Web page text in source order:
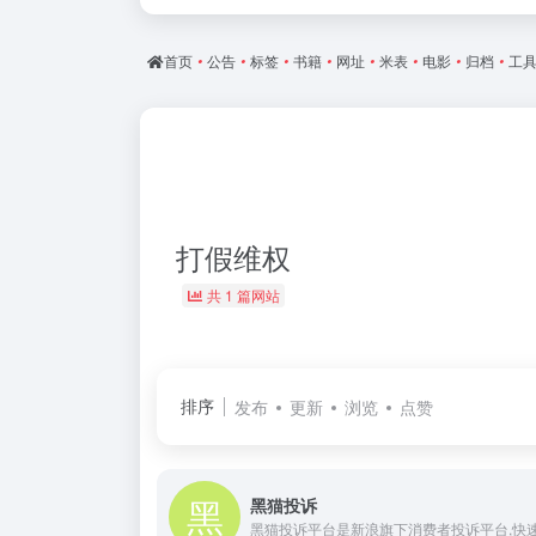
首页 • 公告 • 标签 • 书籍 • 网址 • 米表 • 电影 • 归档 • 工具
打假维权
共 1 篇网站
排序 发布 更新 浏览 点赞
黑猫投诉